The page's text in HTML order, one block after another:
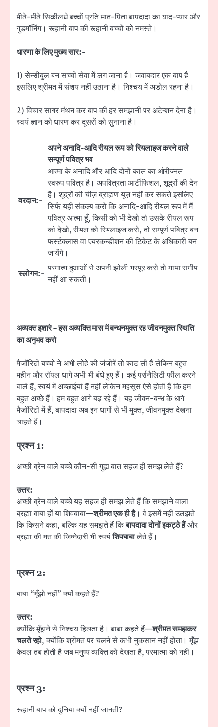
मीठे-मीठे सिकीलधे बच्चों प्रति मात-पिता बापदादा का याद-प्यार और
गुडमॉनिंग। रूहानी बाप की रूहानी बच्चों को नमस्ते।
धारणा के लिए मुख्य सार:-
1) सेन्सीबुल बन सच्ची सेवा में लग जाना है। जवाबदार एक बाप है
इसलिए श्रीमत में संशय नहीं उठाना है। निश्चय में अडोल रहना है।
2) विचार सागर मंथन कर बाप की हर समझानी पर अटेन्शन देना है।
स्वयं ज्ञान को धारण कर दूसरों को सुनाना है।
वरदान:-
अपने अनादि-आदि रीयल रूप को रियलाइज करने वाले
सम्पूर्ण पवित्र भव
आत्मा के अनादि और आदि दोनों काल का ओरीज्नल
स्वरुप पवित्र है। अपवित्रता आर्टीफिशल, शूद्रों की देन
है। शूद्रों की चीज़ ब्राह्मण यूज़ नहीं कर सकते इसलिए
सिर्फ यही संकल्प करो कि अनादि-आदि रीयल रूप में मैं
पवित्र आत्मा हूँ, किसी को भी देखो तो उसके रीयल रूप
को देखो, रीयल को रियलाइज करो, तो सम्पूर्ण पवित्र बन
फर्स्टक्लास वा एयरकन्डीशन की टिकेट के अधिकारी बन
जायेंगे।
स्लोगन:-
परमात्म दुआओं से अपनी झोली भरपूर करो तो माया समीप
नहीं आ सकती।
अव्यक्त इशारे – इस अव्यक्ति मास में बन्धनमुक्त रह जीवनमुक्त स्थिति
का अनुभव करो
मैजॉरिटी बच्चों ने अभी लोहे की जंजीरें तो काट ली हैं लेकिन बहुत
महीन और रॉयल धागे अभी भी बंधे हुए हैं। कई पर्सनैलिटी फील करने
वाले हैं, स्वयं में अच्छाईयां हैं नहीं लेकिन महसूस ऐसे होती हैं कि हम
बहुत अच्छे हैं। हम बहुत आगे बढ़ रहे हैं। यह जीवन-बन्ध के धागे
मैजॉरिटी में हैं, बापदादा अब इन धागों से भी मुक्त, जीवनमुक्त देखना
चाहते हैं।
प्रश्न 1:
अच्छी ब्रेन वाले बच्चे कौन-सी गुह्य बात सहज ही समझ लेते हैं?
उत्तर:
अच्छी ब्रेन वाले बच्चे यह सहज ही समझ लेते हैं कि समझाने वाला
ब्रह्मा बाबा हों या शिवबाबा—श्रीमत एक ही है। वे इसमें नहीं उलझते
कि किसने कहा, बल्कि यह समझते हैं किबापदादा दोनों इकट्ठे हैंऔर
ब्रह्मा की मत की जिम्मेदारी भी स्वयंशिवबाबालेते हैं।
प्रश्न 2:
बाबा “मूँझो नहीं” क्यों कहते हैं?
उत्तर:
क्योंकि मूँझने से निश्चय हिलता है। बाबा कहते हैं—श्रीमत समझकर
चलते रहो, क्योंकि श्रीमत पर चलने से कभी नुकसान नहीं होता। मूँझ
केवल तब होती है जब मनुष्य व्यक्ति को देखता है, परमात्मा को नहीं।
प्रश्न 3:
रूहानी बाप को दुनिया क्यों नहीं जानती?